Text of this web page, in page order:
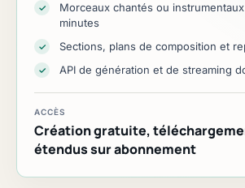
✓
Morceaux chantés ou instrumentaux
minutes
✓ Sections, plans de composition et
✓ API de génération et de streaming
ACCÈS
Création gratuite,
étendus sur abonnement